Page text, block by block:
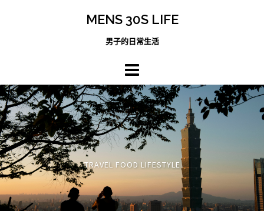
MENS 30S LIFE
男子的日常生活
TRAVEL FOOD LIFESTYLE